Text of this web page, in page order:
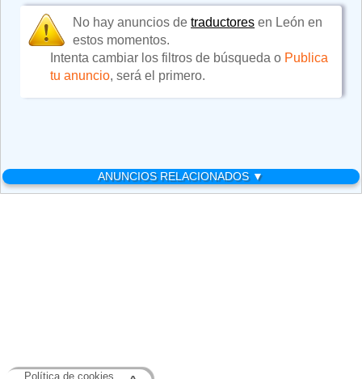
No hay anuncios detraductores en León en
estos momentos.
Intenta cambiar los filtros de búsqueda o Publica
tu anuncio, será el primero.
ANUNCIOS RELACIONADOS ▼
Política de cookies